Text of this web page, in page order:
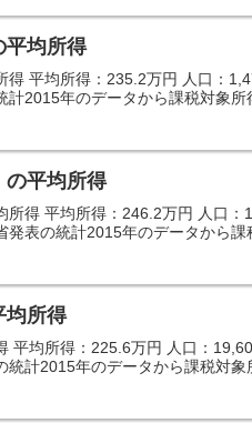
平均所得
得 平均所得：235.2万円 人口：
計2015年のデータから課税対象
の平均所得
所得 平均所得：246.2万円 人口
発表の統計2015年のデータから
均所得
平均所得：225.6万円 人口：
計2015年のデータから課税対